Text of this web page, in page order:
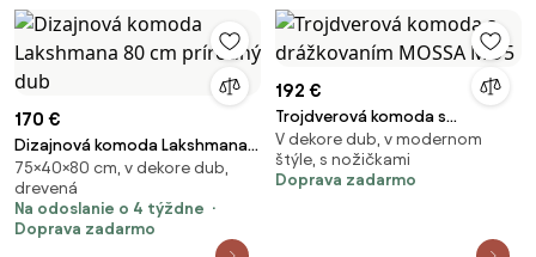
170 €
Dizajnová komoda Lakshmana
80 cm prírodný dub
75×40×80 cm, v dekore dub,
drevená
Na odoslanie o 4 týždne
Doprava zadarmo
192 €
Trojdverová komoda s
drážkovaním MOSSA MO5
V dekore dub, v modernom
štýle, s nožičkami
Doprava zadarmo